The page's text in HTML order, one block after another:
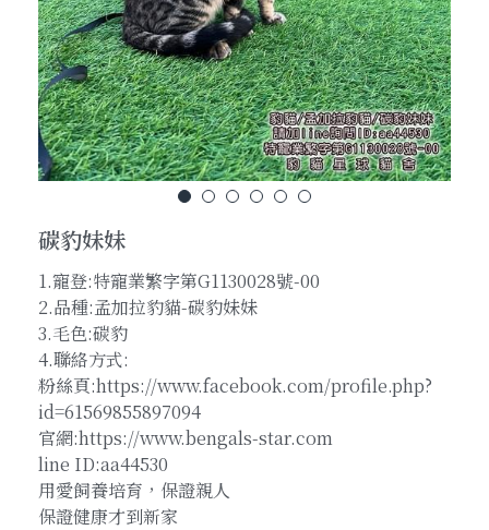
搜索
加Line線上即時對談
碳豹妹妹
1.寵登:特寵業繁字第G1130028號-00
2.品種:孟加拉豹貓-碳豹妹妹
3.毛色:碳豹
4.聯絡方式:
粉絲頁:https://www.facebook.com/profile.php?
id=61569855897094
官網:https://www.bengals-star.com
line ID:aa44530
用愛飼養培育，保證親人
保證健康才到新家